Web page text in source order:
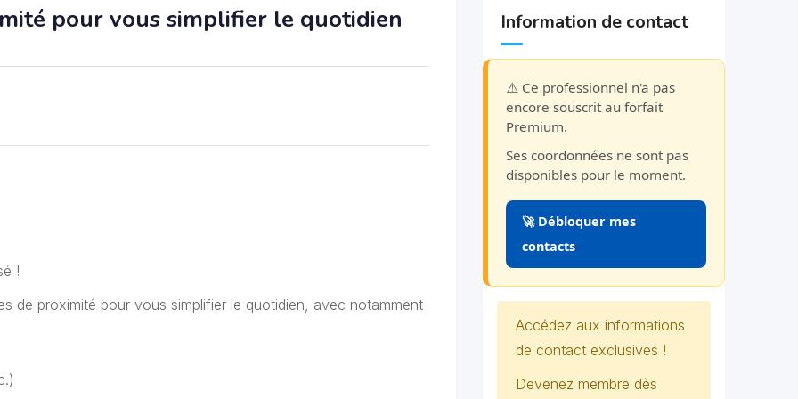
pour vous simplifier le quotidien
!
de proximité pour vous simplifier le quotidien, avec notamment
Information de contact
⚠️ Ce professionnel n'a pas
encore souscrit au forfait
Premium.
Ses coordonnées ne sont pas
disponibles pour le moment.
🚀 Débloquer mes
contacts
Accédez aux informations
de contact exclusives !
Devenez membre dès